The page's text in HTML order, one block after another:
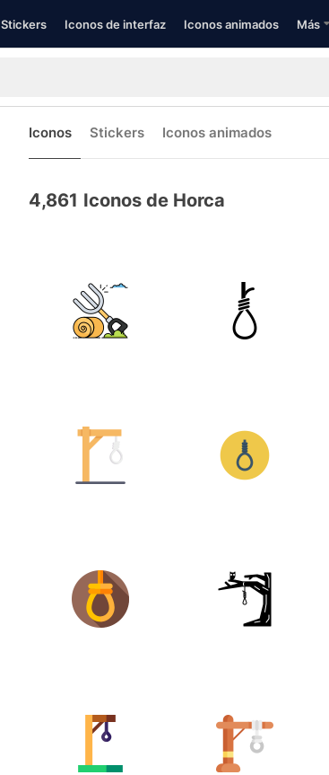
Stickers Iconos de interfaz Iconos animados Más
Iconos Stickers Iconos animados
4,861 Iconos de Horca